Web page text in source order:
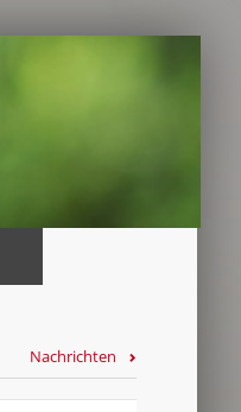
Nachrichten